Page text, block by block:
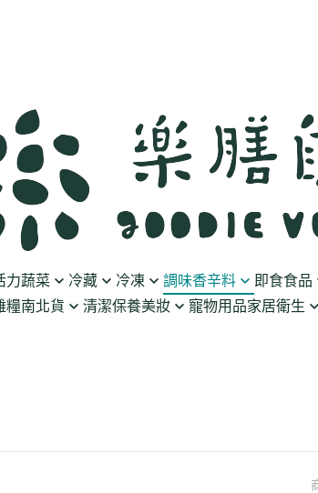
力蔬菜 冷藏 冷凍 調味香辛料 即食食品
糧南北貨 清潔保養美妝 寵物用品家居衛生